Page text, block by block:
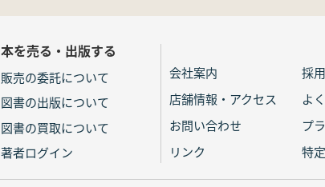
本を売る・出版する
販売の委託について
図書の出版について
図書の買取について
著者ログイン
会社案内
採
店舗情報・アクセス
よ
お問い合わせ
プ
リンク
特